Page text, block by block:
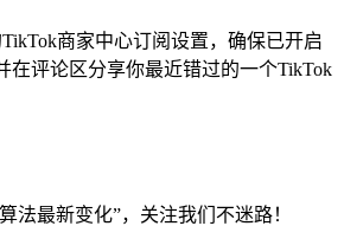
商家中心订阅设置，确保已开启
在评论区分享你最近错过的一个TikTok
法最新变化”，关注我们不迷路！